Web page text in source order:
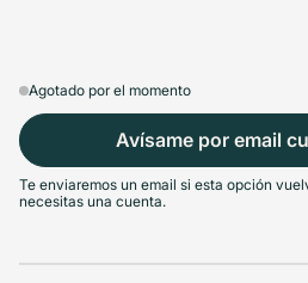
Agotado por el momento
Avísame por email
Te enviaremos un email si esta opción
necesitas una cuenta.